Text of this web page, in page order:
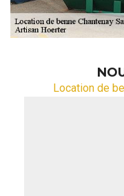
Location de